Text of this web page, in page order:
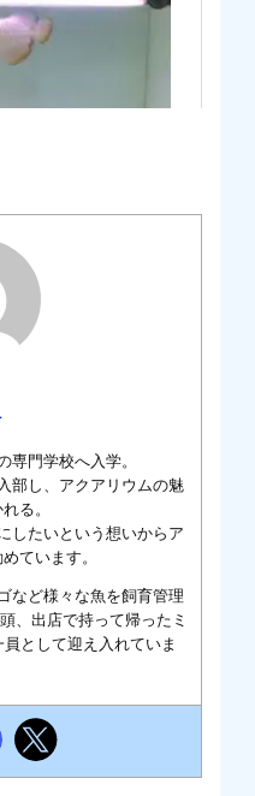
専門学校へ入学。
部し、アクアリウムの魅
る。
したいという想いからア
ています。
など様々な魚を飼育管理
、出店で持って帰ったミ
として迎え入れていま